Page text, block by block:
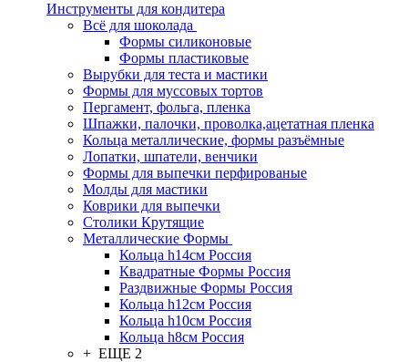
Инструменты для кондитера
Всё для шоколада
Формы силиконовые
Формы пластиковые
Вырубки для теста и мастики
Формы для муссовых тортов
Пергамент, фольга, пленка
Шпажки, палочки, проволка,ацетатная пленка
Кольца металлические, формы разъёмные
Лопатки, шпатели, венчики
Формы для выпечки перфированые
Молды для мастики
Коврики для выпечки
Столики Крутящие
Металлические Формы
Кольца h14см Россия
Квадратные Формы Россия
Раздвижные Формы Россия
Кольца h12см Россия
Кольца h10см Россия
Кольца h8см Россия
+ ЕЩЕ 2